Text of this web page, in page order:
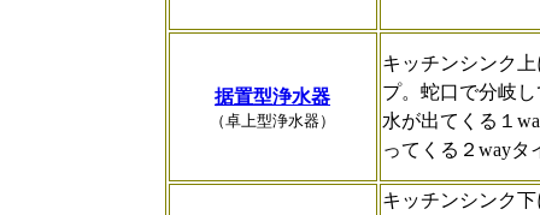
据置型浄水器
（卓上型浄水器）
キッチンシンク
プ。蛇口で分岐
水が出てくる１
ってくる２wayタ
キッチンシンク